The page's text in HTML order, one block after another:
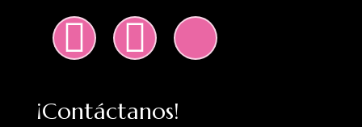
¡Contáctanos!